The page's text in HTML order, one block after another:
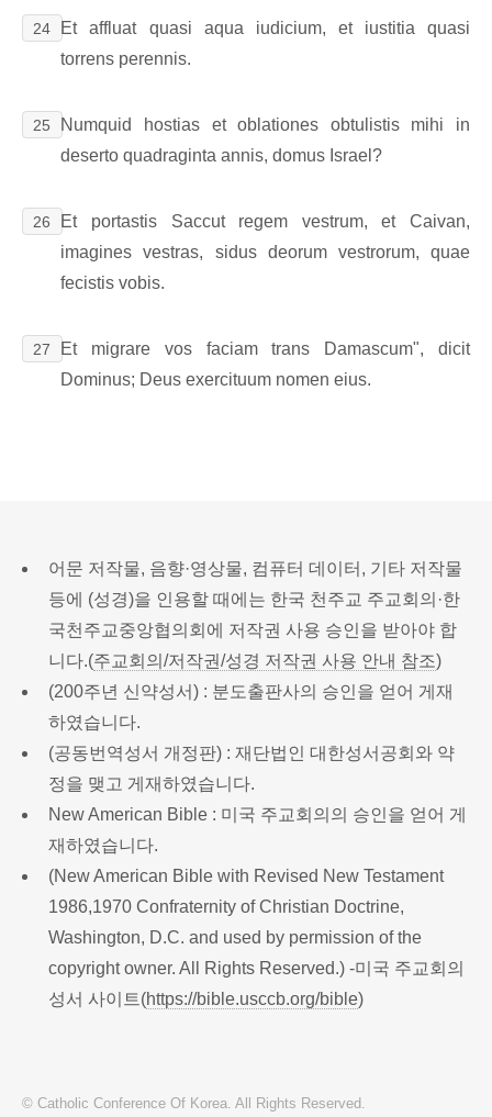
24
Et affluat quasi aqua iudicium, et iustitia quasi
torrens perennis.
25
Numquid hostias et oblationes obtulistis mihi in
deserto quadraginta annis, domus Israel?
26
Et portastis Saccut regem vestrum, et Caivan,
imagines vestras, sidus deorum vestrorum, quae
fecistis vobis.
27
Et migrare vos faciam trans Damascum", dicit
Dominus; Deus exercituum nomen eius.
어문 저작물, 음향·영상물, 컴퓨터 데이터, 기타 저작물
등에 (성경)을 인용할 때에는 한국 천주교 주교회의·한
국천주교중앙협의회에 저작권 사용 승인을 받아야 합
니다.(주교회의/저작권/성경 저작권 사용 안내 참조)
(200주년 신약성서) : 분도출판사의 승인을 얻어 게재
하였습니다.
(공동번역성서 개정판) : 재단법인 대한성서공회와 약
정을 맺고 게재하였습니다.
New American Bible : 미국 주교회의의 승인을 얻어 게
재하였습니다.
(New American Bible with Revised New Testament
1986,1970 Confraternity of Christian Doctrine,
Washington, D.C. and used by permission of the
copyright owner. All Rights Reserved.) -미국 주교회의
성서 사이트(https://bible.usccb.org/bible)
© Catholic Conference Of Korea. All Rights Reserved.